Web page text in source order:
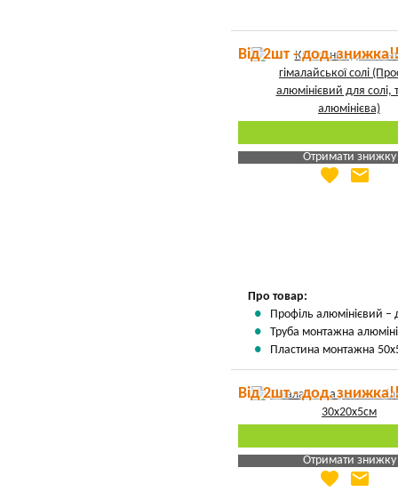
Від 2шт - дод.
Отримати знижку
Яка Ваша ціна
favorite email
Про товар:
Профіль алюмінієвий
Труба монтажна
Пластина монтажна
Від 2шт - дод.
Отримати знижку
Яка Ваша ціна
favorite email